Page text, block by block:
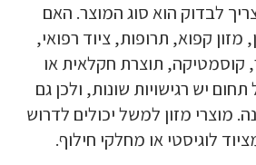
לבדוק הוא סוג המוצר. האם
מזון קפוא, תרופות, ציוד רפואי,
קוסמטיקה, תוצרת חקלאית או
יש רגישויות שונות, ולכן גם
מוצרי מזון למשל יכולים לדרוש
לוגיסטי או מחלקי חילוף.